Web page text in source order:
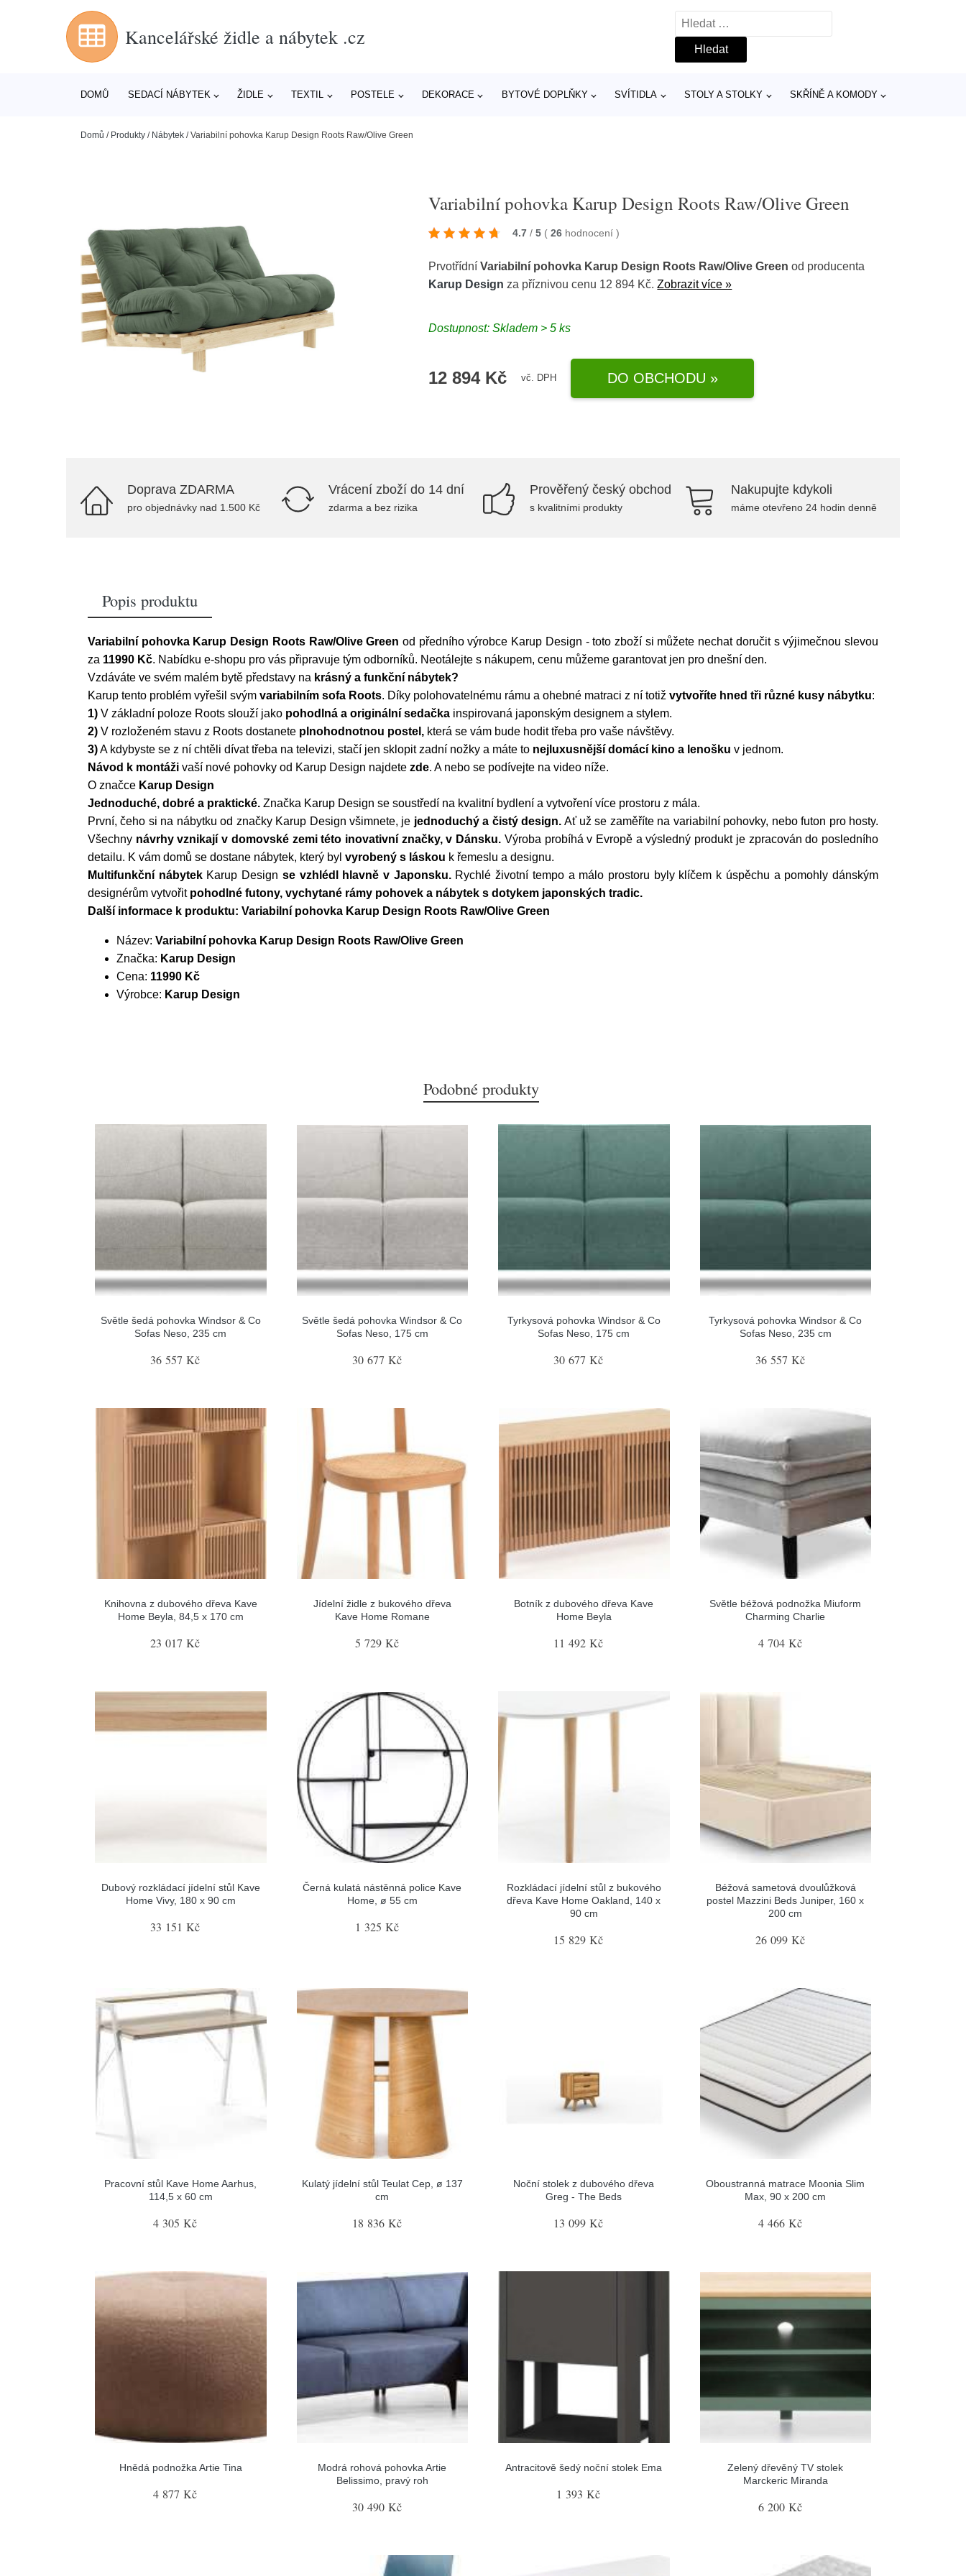
Kancelářské židle a nábytek .cz
Vyhledávání
DOMŮ SEDACÍ NÁBYTEK ŽIDLE TEXTIL POSTELE DEKORACE BYTOVÉ DOPLŇKY SVÍTIDLA STOLY A STOLKY SKŘÍNĚ A KOMODY
Domů / Produkty / Nábytek /Variabilní pohovka Karup Design Roots Raw/Olive Green
Variabilní pohovka Karup Design Roots Raw/Olive Green
4.7 / 5 ( 26 hodnocení)
PrvotřídníVariabilní pohovka Karup Design Roots Raw/Olive Green od producenta
Karup Design za příznivou cenu 12 894 Kč.Zobrazit více »
Dostupnost: Skladem > 5 ks
12 894 Kč vč. DPH DO OBCHODU »
Doprava ZDARMA
pro objednávky nad 1.500 Kč
Vrácení zboží do 14 dní
zdarma a bez rizika
Prověřený český obchod
s kvalitními produkty
Nakupujte kdykoli
máme otevřeno 24 hodin denně
Popis produktu
Variabilní pohovka Karup Design Roots Raw/Olive Green od předního výrobce Karup Design - toto zboží si můžete nechat doručit s výjimečnou slevou
za 11990 Kč. Nabídku e-shopu pro vás připravuje tým odborníků. Neotálejte s nákupem, cenu můžeme garantovat jen pro dnešní den.
Vzdáváte ve svém malém bytě představy na krásný a funkční nábytek?
Karup tento problém vyřešil svým variabilním sofa Roots. Díky polohovatelnému rámu a ohebné matraci z ní totiž vytvoříte hned tři různé kusy nábytku:
1) V základní poloze Roots slouží jako pohodlná a originální sedačka inspirovaná japonským designem a stylem.
2) V rozloženém stavu z Roots dostanete plnohodnotnou postel, která se vám bude hodit třeba pro vaše návštěvy.
3)A kdybyste se z ní chtěli dívat třeba na televizi, stačí jen sklopit zadní nožky a máte to nejluxusnější domácí kino a lenošku v jednom.
Návod k montáži vaší nové pohovky od Karup Design najdete zde. A nebo se podívejte na video níže.
O značce Karup Design
Jednoduché, dobré a praktické. Značka Karup Design se soustředí na kvalitní bydlení a vytvoření více prostoru z mála.
První, čeho si na nábytku od značky Karup Design všimnete, je jednoduchý a čistý design. Ať už se zaměříte na variabilní pohovky, nebo futon pro hosty.
Všechny návrhy vznikají v domovské zemi této inovativní značky, v Dánsku. Výroba probíhá v Evropě a výsledný produkt je zpracován do posledního
detailu. K vám domů se dostane nábytek, který byl vyrobený s láskou k řemeslu a designu.
Multifunkční nábytekKarup Design se vzhlédl hlavně v Japonsku.Rychlé životní tempo a málo prostoru byly klíčem k úspěchu a pomohly dánským
designérům vytvořit pohodlné futony, vychytané rámy pohovek a nábytek s dotykem japonských tradic.
Další informace k produktu: Variabilní pohovka Karup Design Roots Raw/Olive Green
Název: Variabilní pohovka Karup Design Roots Raw/Olive Green
Značka: Karup Design
Cena: 11990 Kč
Výrobce: Karup Design
Podobné produkty
Světle šedá pohovka Windsor & Co
Sofas Neso, 235 cm
36 557 Kč
Světle šedá pohovka Windsor & Co
Sofas Neso, 175 cm
30 677 Kč
Tyrkysová pohovka Windsor & Co
Sofas Neso, 175 cm
30 677 Kč
Tyrkysová pohovka Windsor & Co
Sofas Neso, 235 cm
36 557 Kč
Knihovna z dubového dřeva Kave
Home Beyla, 84,5 x 170 cm
23 017 Kč
Jídelní židle z bukového dřeva
Kave Home Romane
5 729 Kč
Botník z dubového dřeva Kave
Home Beyla
11 492 Kč
Světle béžová podnožka Miuform
Charming Charlie
4 704 Kč
Dubový rozkládací jídelní stůl Kave
Home Vivy, 180 x 90 cm
33 151 Kč
Černá kulatá nástěnná police Kave
Home, ø 55 cm
1 325 Kč
Rozkládací jídelní stůl z bukového
dřeva Kave Home Oakland, 140 x
90 cm
15 829 Kč
Béžová sametová dvoulůžková
postel Mazzini Beds Juniper, 160 x
200 cm
26 099 Kč
Pracovní stůl Kave Home Aarhus,
114,5 x 60 cm
4 305 Kč
Kulatý jídelní stůl Teulat Cep, ø 137
cm
18 836 Kč
Noční stolek z dubového dřeva
Greg - The Beds
13 099 Kč
Oboustranná matrace Moonia Slim
Max, 90 x 200 cm
4 466 Kč
Hnědá podnožka Artie Tina
4 877 Kč
Modrá rohová pohovka Artie
Belissimo, pravý roh
30 490 Kč
Antracitově šedý noční stolek Ema
1 393 Kč
Zelený dřevěný TV stolek
Marckeric Miranda
6 200 Kč